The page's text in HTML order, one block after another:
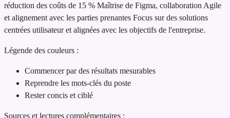
réduction des coûts de 15 % Maîtrise de Figma, collaboration Agile
et alignement avec les parties prenantes Focus sur des solutions
centrées utilisateur et alignées avec les objectifs de l'entreprise.
Légende des couleurs :
Commencer par des résultats mesurables
Reprendre les mots-clés du poste
Rester concis et ciblé
Sources et lectures complémentaires :